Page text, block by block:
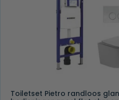
Toiletset Pietro randloos